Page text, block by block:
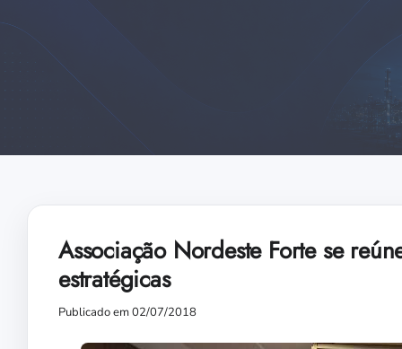
Associação Nordeste Forte se
estratégicas
Publicado em 02/07/2018